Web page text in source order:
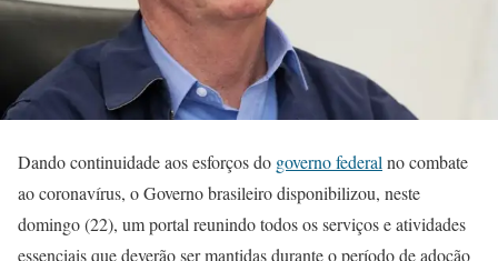
Dando continuidade aos esforços do governo federal no combate
ao coronavírus, o Governo brasileiro disponibilizou, neste
domingo (22), um portal reunindo todos os serviços e atividades
essenciais que deverão ser mantidas durante o período de adoção